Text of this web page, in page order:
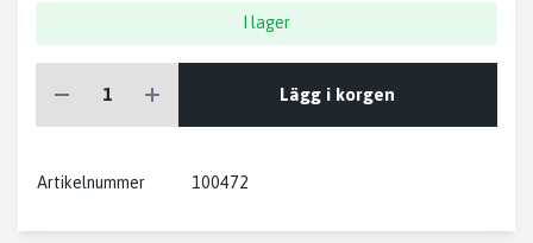
I lager
Lägg i korgen
Artikelnummer 100472